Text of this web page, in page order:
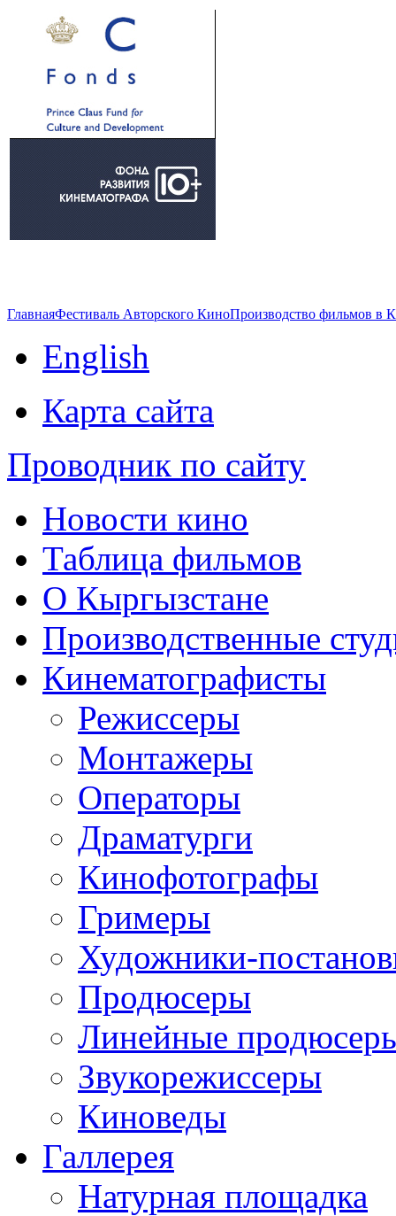
ГлавнаяФестиваль Авторского КиноПроизводство фильмов в
English
Карта сайта
Проводник по сайту
Новости кино
Таблица фильмов
О Кыргызстане
Производственные
Кинематографисты
Режиссеры
Монтажеры
Операторы
Драматурги
Кинофотографы
Гримеры
Художники-
Продюсеры
Линейные
Звукорежиссеры
Киноведы
Галлерея
Натурная площадка